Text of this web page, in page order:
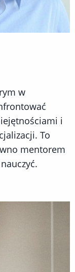
w
i
To
mentorem